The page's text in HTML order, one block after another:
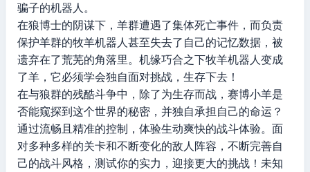
骗子的机器人。
在狼博士的阴谋下，羊群遭遇了集体死亡事件，而负责
保护羊群的牧羊机器人甚至失去了自己的记忆数据，被
遗弃在了荒芜的角落里。机缘巧合之下牧羊机器人变成
了羊，它必须学会独自面对挑战，生存下去！
在与狼群的残酷斗争中，除了为生存而战，赛博小羊是
否能窥探到这个世界的秘密，并独自承担自己的命运？
通过流畅且精准的控制，体验生动爽快的战斗体验。面
对多种多样的关卡和不断变化的敌人阵容，不断完善自
己的战斗风格，测试你的实力，迎接更大的挑战！未知